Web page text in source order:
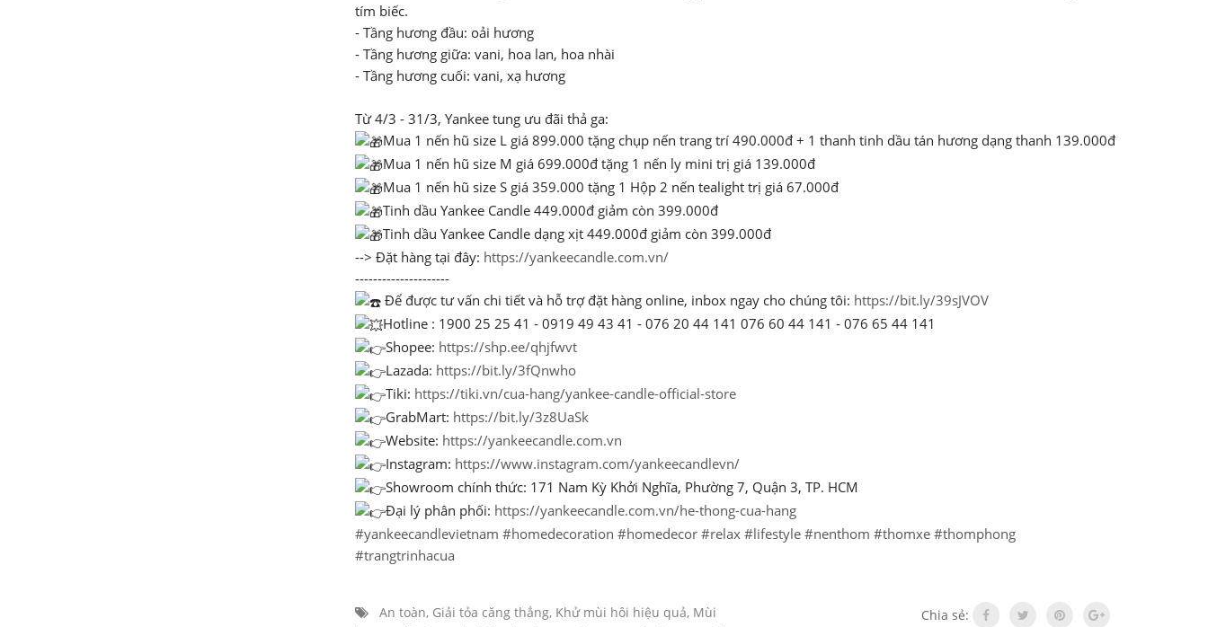
tím biếc.
- Tầng hương đầu: oải hương
- Tầng hương giữa: vani, hoa lan, hoa nhài
- Tầng hương cuối: vani, xạ hương
Từ 4/3 - 31/3, Yankee tung ưu đãi thả ga:
Mua 1 nến hũ size L giá 899.000 tặng chụp nến trang trí 490.000đ + 1 thanh tinh dầu tán hương dạng thanh 139.000đ
Mua 1 nến hũ size M giá 699.000đ tặng 1 nến ly mini trị giá 139.000đ
Mua 1 nến hũ size S giá 359.000 tặng 1 Hộp 2 nến tealight trị giá 67.000đ
Tinh dầu Yankee Candle 449.000đ giảm còn 399.000đ
Tinh dầu Yankee Candle dạng xịt 449.000đ giảm còn 399.000đ
--> Đặt hàng tại đây: https://yankeecandle.com.vn/
---------------------
Để được tư vấn chi tiết và hỗ trợ đặt hàng online, inbox ngay cho chúng tôi: https://bit.ly/39sJVOV
Hotline : 1900 25 25 41 - 0919 49 43 41 - 076 20 44 141 076 60 44 141 - 076 65 44 141
Shopee: https://shp.ee/qhjfwvt
Lazada: https://bit.ly/3fQnwho
Tiki: https://tiki.vn/cua-hang/yankee-candle-official-store
GrabMart: https://bit.ly/3z8UaSk
Website: https://yankeecandle.com.vn
Instagram: https://www.instagram.com/yankeecandlevn/
Showroom chính thức: 171 Nam Kỳ Khởi Nghĩa, Phường 7, Quận 3, TP. HCM
Đại lý phân phối: https://yankeecandle.com.vn/he-thong-cua-hang
#yankeecandlevietnam #homedecoration #homedecor #relax #lifestyle #nenthom #thomxe #thomphong
#trangtrinhacua
An toàn, Giải tỏa căng thẳng, Khử mùi hôi hiệu quả, Mùi
Chia sẻ: